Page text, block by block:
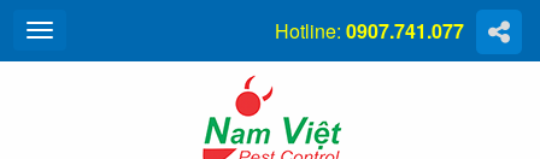
Hotline: 0907.741.077